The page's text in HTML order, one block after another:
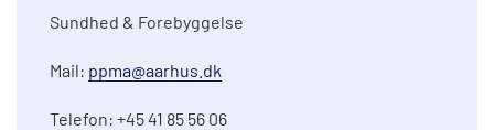
Sundhed & Forebyggelse
Mail: ppma@aarhus.dk
Telefon: +45 41 85 56 06